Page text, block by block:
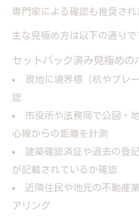
専門家による確認も推奨され
主な見極め方は以下の通りで
セットバック済み見極めの
現地に境界標（杭やプレ
認
市役所や法務局で公図・
心線からの距離を計測
建築確認済証や過去の登
が記載されているか確認
近隣住民や地元の不動産
アリング